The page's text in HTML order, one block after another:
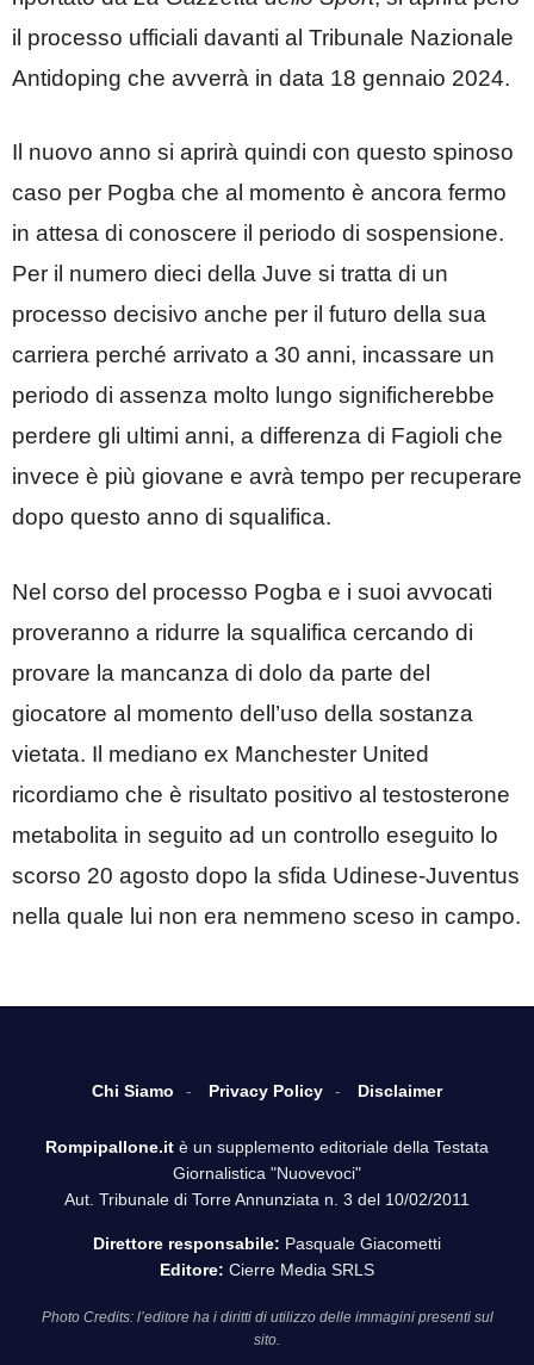
il processo ufficiali davanti al Tribunale Nazionale
Antidoping che avverrà in data 18 gennaio 2024.
Il nuovo anno si aprirà quindi con questo spinoso
caso per Pogba che al momento è ancora fermo
in attesa di conoscere il periodo di sospensione.
Per il numero dieci della Juve si tratta di un
processo decisivo anche per il futuro della sua
carriera perché arrivato a 30 anni, incassare un
periodo di assenza molto lungo significherebbe
perdere gli ultimi anni, a differenza di Fagioli che
invece è più giovane e avrà tempo per recuperare
dopo questo anno di squalifica.
Nel corso del processo Pogba e i suoi avvocati
proveranno a ridurre la squalifica cercando di
provare la mancanza di dolo da parte del
giocatore al momento dell’uso della sostanza
vietata. Il mediano ex Manchester United
ricordiamo che è risultato positivo al testosterone
metabolita in seguito ad un controllo eseguito lo
scorso 20 agosto dopo la sfida Udinese-Juventus
nella quale lui non era nemmeno sceso in campo.
Chi Siamo Privacy Policy Disclaimer
Rompipallone.it è un supplemento editoriale della Testata
Giornalistica "Nuovevoci"
Aut. Tribunale di Torre Annunziata n. 3 del 10/02/2011
Direttore responsabile: Pasquale Giacometti
Editore: Cierre Media SRLS
Photo Credits: l’editore ha i diritti di utilizzo delle immagini presenti sul
sito.